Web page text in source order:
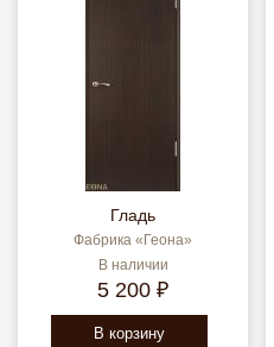
Гладь
Фабрика «Геона»
В наличии
5 200 ₽
В корзину